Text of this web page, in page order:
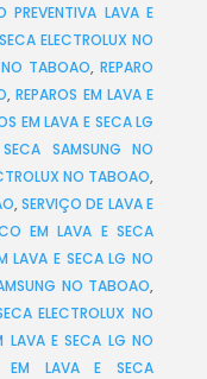
PREVENTIVA LAVA E
ELECTROLUX NO
NO TABOAO,REPARO
,REPAROS EM LAVA E
EM LAVA E SECA LG
SAMSUNG NO
NO TABOAO,
,SERVIÇO DE LAVA E
EM LAVA E SECA
LAVA E SECA LG NO
NO TABOAO,
ELECTROLUX NO
LAVA E SECA LG NO
EM LAVA E SECA